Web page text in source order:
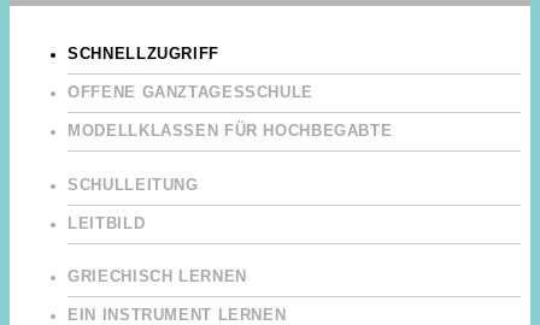
SCHNELLZUGRIFF
OFFENE GANZTAGESSCHULE
MODELLKLASSEN FÜR HOCHBEGABTE
SCHULLEITUNG
LEITBILD
GRIECHISCH LERNEN
EIN INSTRUMENT LERNEN